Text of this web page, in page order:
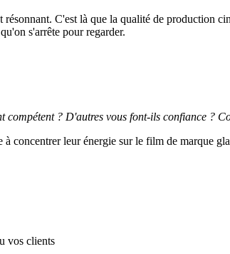
C'est là que la qualité de production
s'arrête pour regarder.
compétent ? D'autres vous font-ils confiance ?
concentrer leur énergie sur le film de marque
vos clients